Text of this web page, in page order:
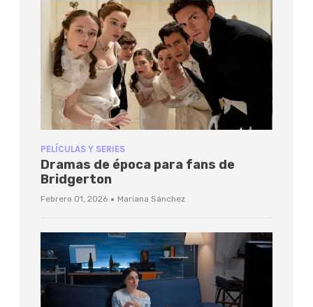
PELÍCULAS Y SERIES
Dramas de época para fans de
Bridgerton
Febrero 01, 2026 · Mariana Sánchez